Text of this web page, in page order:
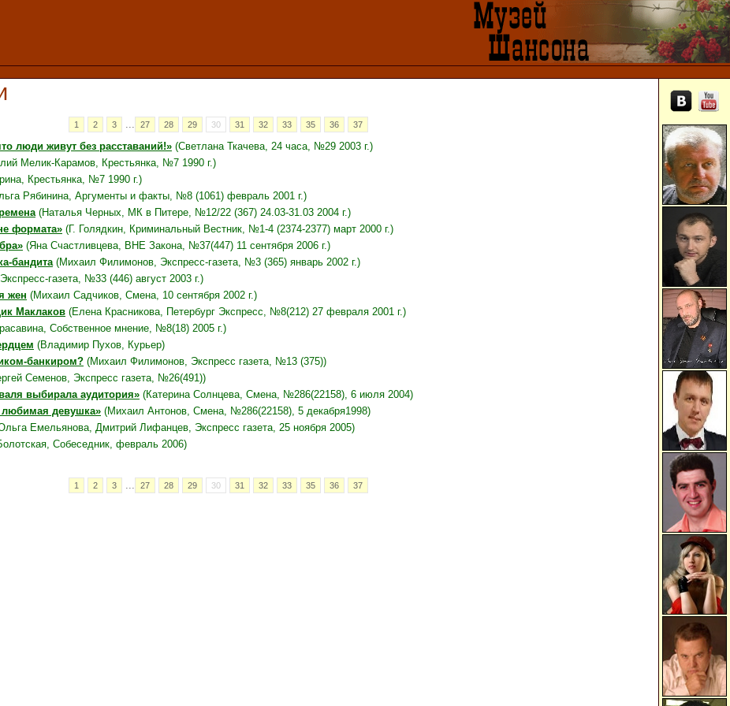
1 2 3 ... 27 28 29 30 31 32 33 35 36 37
люди живут без расставаний!» (Светлана Ткачева, 24 часа, №29 2003 г.)
Мелик-Карамов, Крестьянка, №7 1990 г.)
Крестьянка, №7 1990 г.)
Рябинина, Аргументы и факты, №8 (1061) февраль 2001 г.)
(Наталья Черных, МК в Питере, №12/22 (367) 24.03-31.03 2004 г.)
формата» (Г. Голядкин, Криминальный Вестник, №1-4 (2374-2377) март 2000 г.)
(Яна Счастливцева, ВНЕ Закона, №37(447) 11 сентября 2006 г.)
бандита(Михаил Филимонов, Экспресс-газета, №3 (365) январь 2002 г.)
газета, №33 (446) август 2003 г.)
жен (Михаил Садчиков, Смена, 10 сентября 2002 г.)
Маклаков (Елена Красникова, Петербург Экспресс, №8(212) 27 февраля 2001 г.)
Собственное мнение, №8(18) 2005 г.)
(Владимир Пухов, Курьер)
банкиром? (Михаил Филимонов, Экспресс газета, №13 (375))
Семенов, Экспресс газета, №26(491))
выбирала аудитория» (Катерина Солнцева, Смена, №286(22158), 6 июля 2004)
любимая девушка» (Михаил Антонов, Смена, №286(22158), 5 декабря1998)
Емельянова, Дмитрий Лифанцев, Экспресс газета, 25 ноября 2005)
Собеседник, февраль 2006)
1 2 3 ... 27 28 29 30 31 32 33 35 36 37